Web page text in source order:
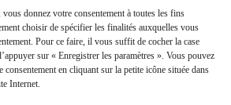
donnez votre consentement à toutes les fins
choisir de spécifier les finalités auxquelles vous
Pour ce faire, il vous suffit de cocher la case
sur « Enregistrer les paramètres ». Vous pouvez
en cliquant sur la petite icône située dans
Internet.
bureau